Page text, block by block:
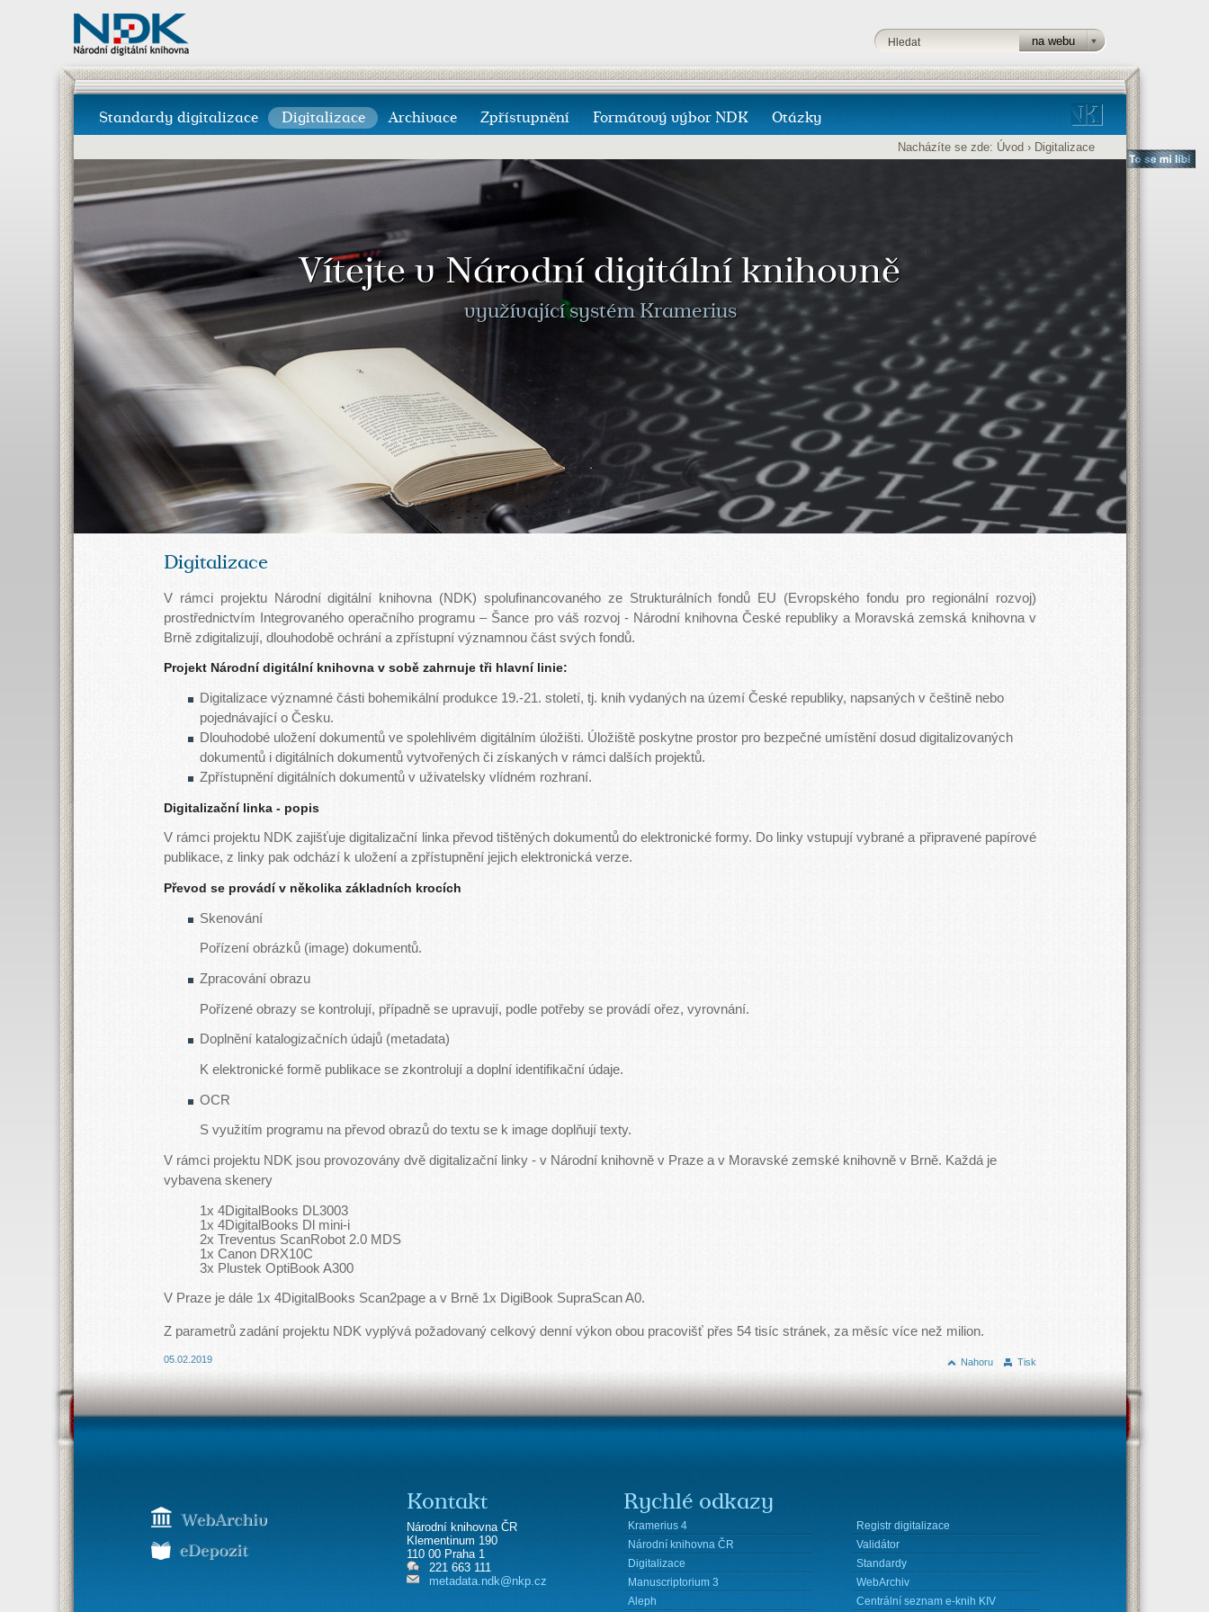
Standardy digitalizace Digitalizace Archivace Zpřístupnění Formátový výbor NDK Otázky
Nacházíte se zde: Úvod › Digitalizace
Vítejte v Národní digitální knihovně
využívající systém Kramerius
Digitalizace
V rámci projektu Národní digitální knihovna (NDK) spolufinancovaného ze Strukturálních fondů EU (Evropského fondu pro regionální rozvoj)
prostřednictvím Integrovaného operačního programu – Šance pro váš rozvoj - Národní knihovna České republiky a Moravská zemská knihovna v
Brně zdigitalizují, dlouhodobě ochrání a zpřístupní významnou část svých fondů.
Projekt Národní digitální knihovna v sobě zahrnuje tři hlavní linie:
Digitalizace významné části bohemikální produkce 19.-21. století, tj. knih vydaných na území České republiky, napsaných v češtině nebo
pojednávající o Česku.
Dlouhodobé uložení dokumentů ve spolehlivém digitálním úložišti. Úložiště poskytne prostor pro bezpečné umístění dosud digitalizovaných
dokumentů i digitálních dokumentů vytvořených či získaných v rámci dalších projektů.
Zpřístupnění digitálních dokumentů v uživatelsky vlídném rozhraní.
Digitalizační linka - popis
V rámci projektu NDK zajišťuje digitalizační linka převod tištěných dokumentů do elektronické formy. Do linky vstupují vybrané a připravené papírové
publikace, z linky pak odchází k uložení a zpřístupnění jejich elektronická verze.
Převod se provádí v několika základních krocích
Skenování
Pořízení obrázků (image) dokumentů.
Zpracování obrazu
Pořízené obrazy se kontrolují, případně se upravují, podle potřeby se provádí ořez, vyrovnání.
Doplnění katalogizačních údajů (metadata)
K elektronické formě publikace se zkontrolují a doplní identifikační údaje.
OCR
S využitím programu na převod obrazů do textu se k image doplňují texty.
V rámci projektu NDK jsou provozovány dvě digitalizační linky - v Národní knihovně v Praze a v Moravské zemské knihovně v Brně. Každá je
vybavena skenery
1x 4DigitalBooks DL3003
1x 4DigitalBooks Dl mini-i
2x Treventus ScanRobot 2.0 MDS
1x Canon DRX10C
3x Plustek OptiBook A300
V Praze je dále 1x 4DigitalBooks Scan2page a v Brně 1x DigiBook SupraScan A0.
Z parametrů zadání projektu NDK vyplývá požadovaný celkový denní výkon obou pracovišť přes 54 tisíc stránek, za měsíc více než milion.
Nahoru Tisk
05.02.2019
Kontakt
Národní knihovna ČR
Klementinum 190
110 00 Praha 1
221 663 111
metadata.ndk@nkp.cz
Rychlé odkazy
Kramerius 4
Registr digitalizace
Národní knihovna ČR
Validátor
Digitalizace
Standardy
Manuscriptorium 3
WebArchiv
Aleph
Centrální seznam e-knih KIV